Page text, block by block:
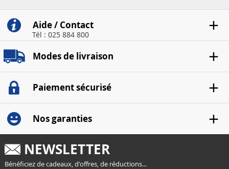
Aide / Contact
Tél : 025 884 800
Modes de livraison
Paiement sécurisé
Nos garanties
NEWSLETTER
Bénéficiez de cadeaux, d'offres, de réductions...